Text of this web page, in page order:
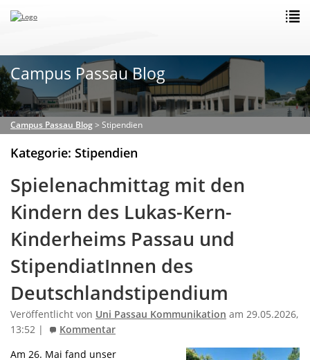
Campus Passau Blog
Campus Passau Blog> Stipendien
Kategorie: Stipendien
Spielenachmittag mit den
Kindern des Lukas-Kern-
Kinderheims Passau und
StipendiatInnen des
Deutschlandstipendium
Veröffentlicht von Uni Passau Kommunikation am 29.05.2026,
13:52 |
Kommentar
Am 26. Mai fand unser